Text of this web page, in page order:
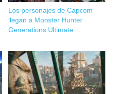
Los personajes de Capcom
llegan a Monster Hunter
Generations Ultimate